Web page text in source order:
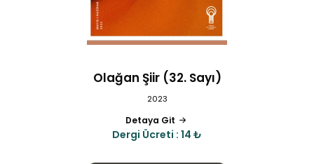
Olağan Şiir (32. Sayı)
2023
Detaya Git
Dergi Ücreti : 14 ₺